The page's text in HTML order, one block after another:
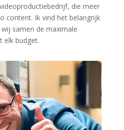
die meer
content. Ik vind het belangrijk
samen de maximale
elk budget.